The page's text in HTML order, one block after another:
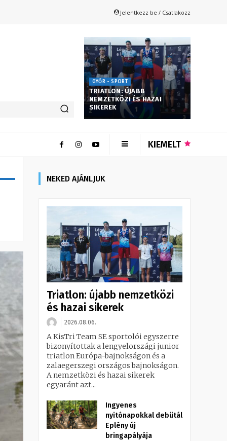
Jelentkezz be / Csatlakozz
GYŐR - SPORT
TRIATLON: ÚJABB
NEMZETKÖZI ÉS HAZAI
SIKEREK
KIEMELT
NEKED AJÁNLJUK
Triatlon: újabb nemzetközi
és hazai sikerek
2026.08.06.
A KisTri Team SE sportolói egyszerre
bizonyítottak a lengyelországi junior
triatlon Európa-bajnokságon és a
zalaegerszegi országos bajnokságon.
A nemzetközi és hazai sikerek
egyaránt azt...
Ingyenes
nyitónapokkal debütál
Eplény új
bringapályája